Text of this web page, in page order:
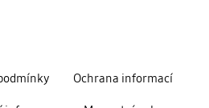
Ochrana informací